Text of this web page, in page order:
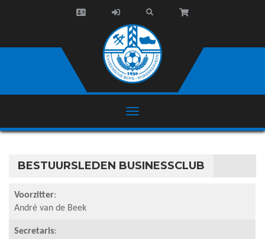
BESTUURSLEDEN BUSINESSCLUB
Voorzitter:
André van de Beek
Secretaris: